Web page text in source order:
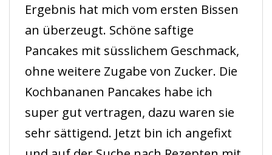
Ergebnis hat mich vom ersten Bissen
an überzeugt. Schöne saftige
Pancakes mit süsslichem Geschmack,
ohne weitere Zugabe von Zucker. Die
Kochbananen Pancakes habe ich
super gut vertragen, dazu waren sie
sehr sättigend. Jetzt bin ich angefixt